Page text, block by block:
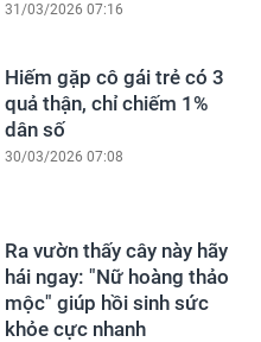
31/03/2026 07:16
Hiếm gặp cô gái trẻ có 3
quả thận, chỉ chiếm 1%
dân số
30/03/2026 07:08
Ra vườn thấy cây này hãy
hái ngay: "Nữ hoàng thảo
mộc" giúp hồi sinh sức
khỏe cực nhanh